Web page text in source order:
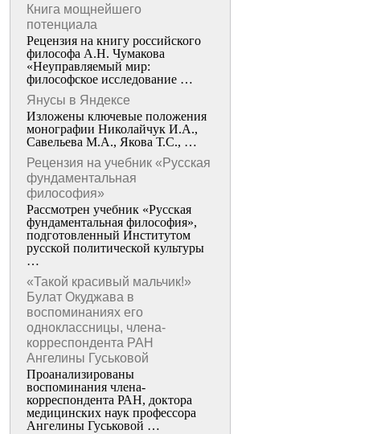
Книга мощнейшего
потенциала
Рецензия на книгу российского
философа А.Н. Чумакова
«Неуправляемый мир:
философское исследование …
Янусы в Яндексе
Изложены ключевые положения
монографии Николайчук И.А.,
Савельева М.А., Якова Т.С., …
Рецензия на учебник «Русская
фундаментальная
философия»
Рассмотрен учебник «Русская
фундаментальная философия»,
подготовленный Институтом
русской политической культуры
…
«Такой красивый мальчик!»
Булат Окуджава в
воспоминаниях его
одноклассницы, члена-
корреспондента РАН
Ангелины Гуськовой
Проанализированы
воспоминания члена­
корреспондента РАН, доктора
медицинских наук профессора
Ангелины Гуськовой …